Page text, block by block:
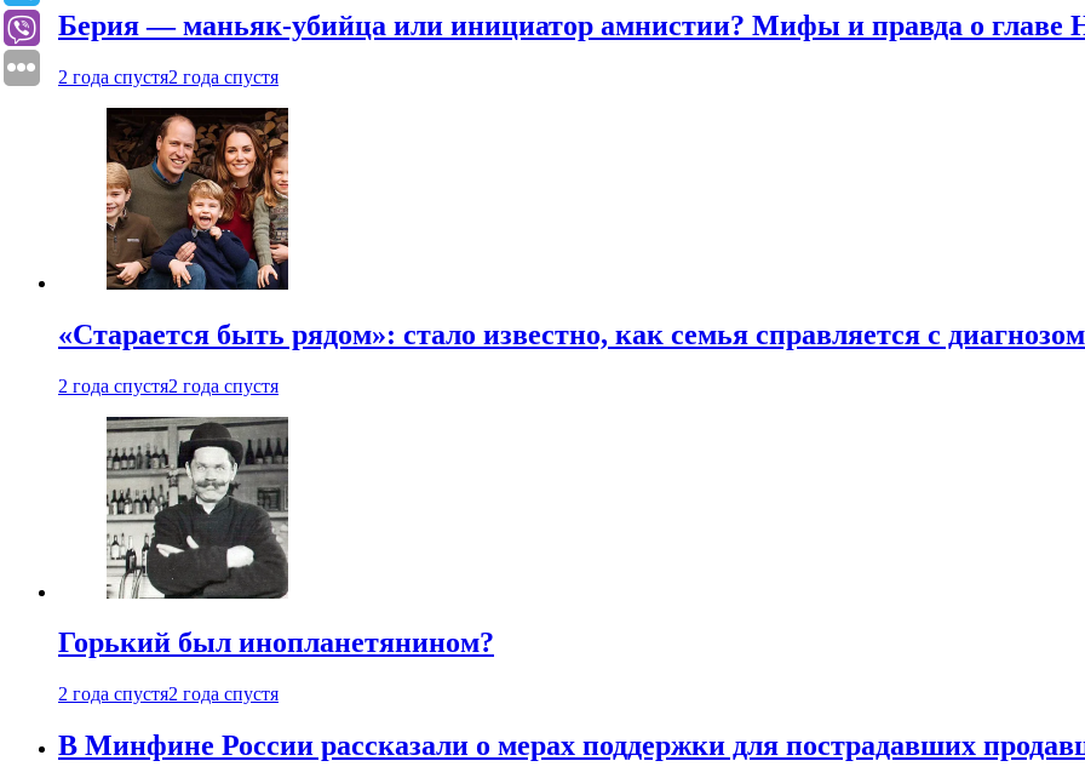
Берия — маньяк-убийца или инициатор амнистии? Мифы и правда о
2 года спустя2 года спустя
«Старается быть рядом»: стало известно, как семья справляется с
2 года спустя2 года спустя
Горький был инопланетянином?
2 года спустя2 года спустя
В Минфине России рассказали о мерах поддержки для пострадавших